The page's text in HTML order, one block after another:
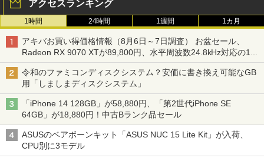
アクセスランキング
1時間 24時間 1週間 1カ月
アキバお買い得価格情報（8月6日～7日調査） お盆セール、
Radeon RX 9070 XTが89,800円、水平周波数24.8kHz対応の17
型モニターが9,801円、暑さ指数連動セール ほか
令和のファミコンディスクシステム？安価に書き換え可能なGB
用「しましまディスクシステム」
「iPhone 14 128GB」が58,880円、「第2世代iPhone SE
64GB」が18,880円！中古Bランク品セール
ASUSのベアボーンキット「ASUS NUC 15 Lite Kit」が入荷、
CPU別に3モデル